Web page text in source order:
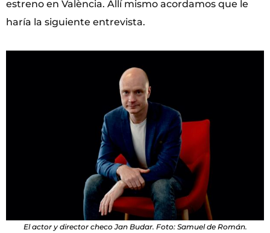
estreno en València. Allí mismo acordamos que le
haría la siguiente entrevista.
El actor y director checo Jan Budar. Foto: Samuel de Román.